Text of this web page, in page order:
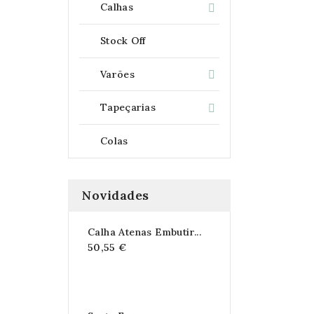

Calhas
Stock Off

Varões

Tapeçarias
Colas
Novidades
Calha Atenas Embutir...
50,55 €